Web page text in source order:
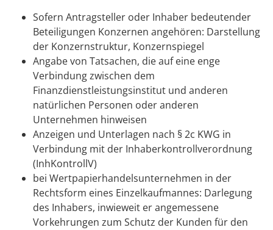
Sofern Antragsteller oder Inhaber bedeutender
Beteiligungen Konzernen angehören: Darstellung
der Konzernstruktur, Konzernspiegel
Angabe von Tatsachen, die auf eine enge
Verbindung zwischen dem
Finanzdienstleistungsinstitut und anderen
natürlichen Personen oder anderen
Unternehmen hinweisen
Anzeigen und Unterlagen nach § 2c KWG in
Verbindung mit der Inhaberkontrollverordnung
(InhKontrollV)
bei Wertpapierhandelsunternehmen in der
Rechtsform eines Einzelkaufmannes: Darlegung
des Inhabers, inwieweit er angemessene
Vorkehrungen zum Schutz der Kunden für den